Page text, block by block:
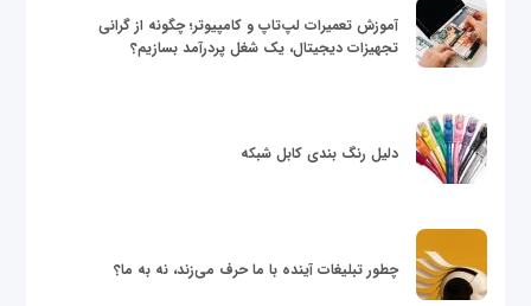
آموزش تعمیرات لپ‌تاپ و کامپیوتر؛ چگونه از گرانی
تجهیزات دیجیتال، یک شغل پردرآمد بسازیم؟
دلیل رنگ بندی کابل شبکه
چطور تبلیغات آینده با ما حرف می‌زند، نه به ما؟